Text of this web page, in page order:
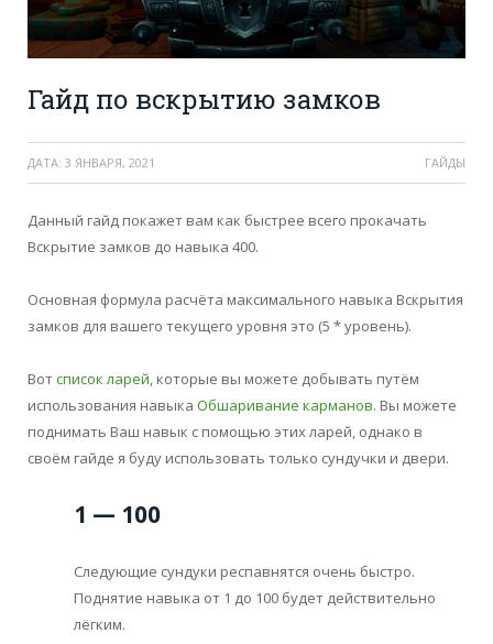
Гайд по вскрытию замков
ДАТА: 3 ЯНВАРЯ, 2021 ГАЙДЫ
Данный гайд покажет вам как быстрее всего прокачать
Вскрытие замков до навыка 400.
Основная формула расчёта максимального навыка Вскрытия
замков для вашего текущего уровня это (5 * уровень).
Вотсписок ларей, которые вы можете добывать путём
использования навыка Обшаривание карманов. Вы можете
поднимать Ваш навык с помощью этих ларей, однако в
своём гайде я буду использовать только сундучки и двери.
1 — 100
Следующие сундуки респавнятся очень быстро.
Поднятие навыка от 1 до 100 будет действительно
лёгким.